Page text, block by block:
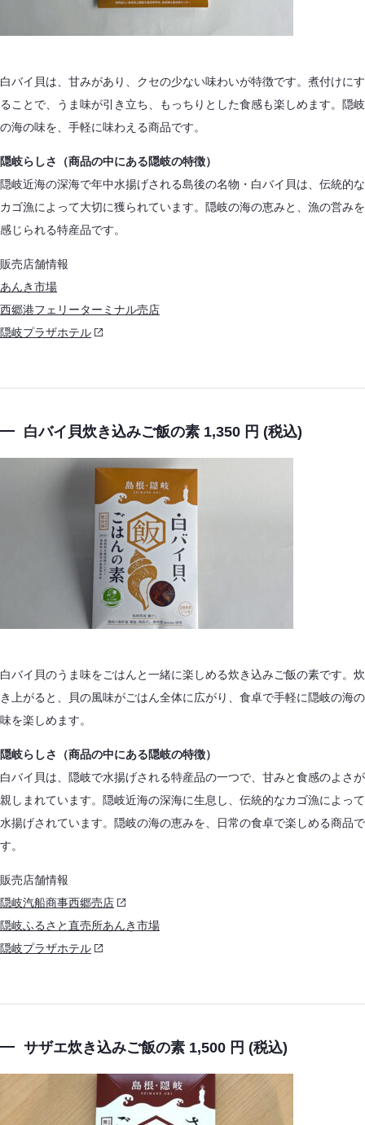
白バイ貝は、甘みがあり、クセの少ない味わいが特徴です。煮付けにす
ることで、うま味が引き立ち、もっちりとした食感も楽しめます。隠岐
の海の味を、手軽に味わえる商品です。
隠岐らしさ（商品の中にある隠岐の特徴）
隠岐近海の深海で年中水揚げされる島後の名物・白バイ貝は、伝統的な
カゴ漁によって大切に獲られています。隠岐の海の恵みと、漁の営みを
感じられる特産品です。
販売店舗情報
あんき市場
西郷港フェリーターミナル売店
隠岐プラザホテル
白バイ貝炊き込みご飯の素 1,350 円 (税込)
白バイ貝のうま味をごはんと一緒に楽しめる炊き込みご飯の素です。炊
き上がると、貝の風味がごはん全体に広がり、食卓で手軽に隠岐の海の
味を楽しめます。
隠岐らしさ（商品の中にある隠岐の特徴）
白バイ貝は、隠岐で水揚げされる特産品の一つで、甘みと食感のよさが
親しまれています。隠岐近海の深海に生息し、伝統的なカゴ漁によって
水揚げされています。隠岐の海の恵みを、日常の食卓で楽しめる商品で
す。
販売店舗情報
隠岐汽船商事西郷売店
隠岐ふるさと直売所あんき市場
隠岐プラザホテル
サザエ炊き込みご飯の素 1,500 円 (税込)